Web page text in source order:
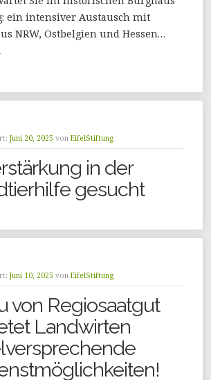
ein intensiver Austausch mit
NRW, Ostbelgien und Hessen…
Juni 20, 2025 von EifelStiftung
in der
gesucht
Juni 10, 2025 von EifelStiftung
von Regiosaatgut
Landwirten